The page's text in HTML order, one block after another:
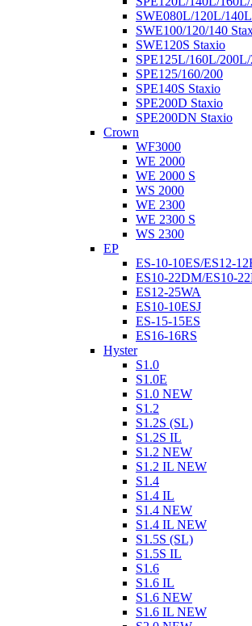
SWE080L/120L/
SWE100/120/140
SWE120S Staxio
SPE125L/160L/
SPE125/160/200
SPE140S Staxio
SPE200D Staxio
SPE200DN Staxio
Crown
WF3000
WE 2000
WE 2000 S
WS 2000
WE 2300
WE 2300 S
WS 2300
EP
ES-10-10ES/ES12-
ES10-22DM/ES10-
ES12-25WA
ES10-10ESJ
ES-15-15ES
ES16-16RS
Hyster
S1.0
S1.0E
S1.0 NEW
S1.2
S1.2S (SL)
S1.2S IL
S1.2 NEW
S1.2 IL NEW
S1.4
S1.4 IL
S1.4 NEW
S1.4 IL NEW
S1.5S (SL)
S1.5S IL
S1.6
S1.6 IL
S1.6 NEW
S1.6 IL NEW